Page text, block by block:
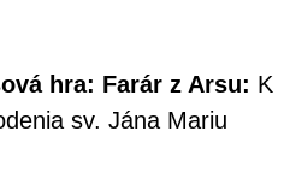
hra: Farár z Arsu: K
sv. Jána Mariu